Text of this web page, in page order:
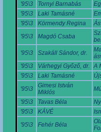
'95\3
Tornyi Barnabás
'95\3
Laki Tamásné
'95\3
Körmendy Regina
'95\3
Magdó Csaba
'95\3
Szakáll Sándor, dr.
'95\3
Várhegyi Győző, dr.
A
'95\3
Laki Tamásné
'95\3
Gimesi István
Miklós
'95\3
Tavas Béla
'95\3
KÁVÉ
'95\3
Fehér Béla